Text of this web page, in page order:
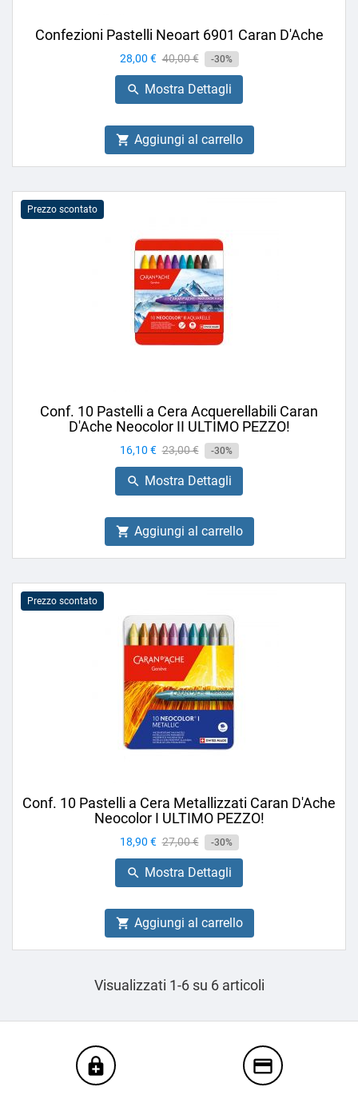
Confezioni Pastelli Neoart 6901 Caran D'Ache
Prezzo
28,00 € Prezzo
base
40,00 € -30%
 Mostra Dettagli
 Aggiungi al carrello
Prezzo scontato
Conf. 10 Pastelli a Cera Acquerellabili Caran
D'Ache Neocolor II ULTIMO PEZZO!
Prezzo
16,10 € Prezzo
base
23,00 € -30%
 Mostra Dettagli
 Aggiungi al carrello
Prezzo scontato
Conf. 10 Pastelli a Cera Metallizzati Caran D'Ache
Neocolor I ULTIMO PEZZO!
Prezzo
18,90 € Prezzo
base
27,00 € -30%
 Mostra Dettagli
 Aggiungi al carrello
Visualizzati 1-6 su 6 articoli
enhanced_encryption credit_card